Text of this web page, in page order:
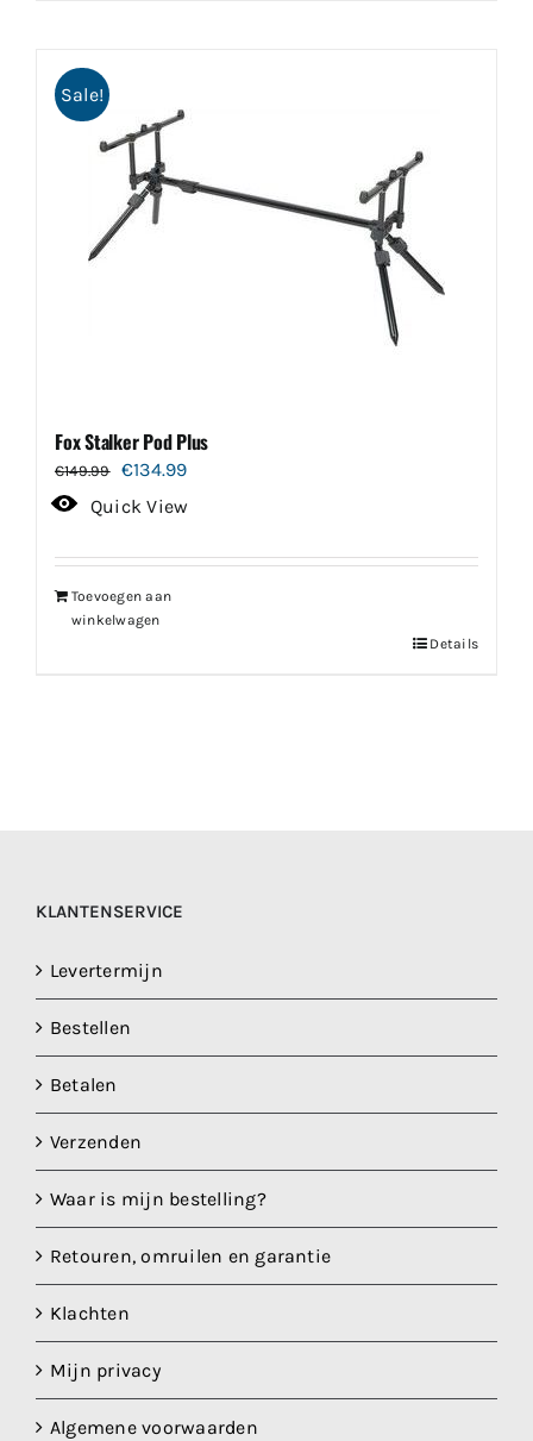
Sale!
Fox Stalker Pod Plus
€149.99
Oorspronkelijke
prijs
€149.99.
€134.99Huidige
prijs
€134.99.
Quick View
Toevoegen aan
winkelwagen
Details
KLANTENSERVICE
Levertermijn
Bestellen
Betalen
Verzenden
Waar is mijn bestelling?
Retouren, omruilen en garantie
Klachten
Mijn privacy
Algemene voorwaarden